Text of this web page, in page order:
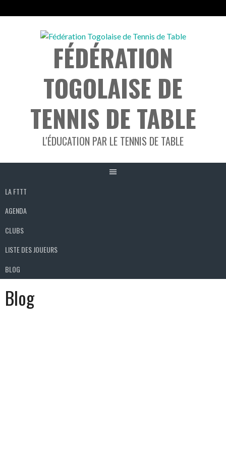
FÉDÉRATION
TOGOLAISE DE
TENNIS DE TABLE
L'ÉDUCATION PAR LE TENNIS DE TABLE
LA FTTT
AGENDA
CLUBS
LISTE DES JOUEURS
BLOG
Blog